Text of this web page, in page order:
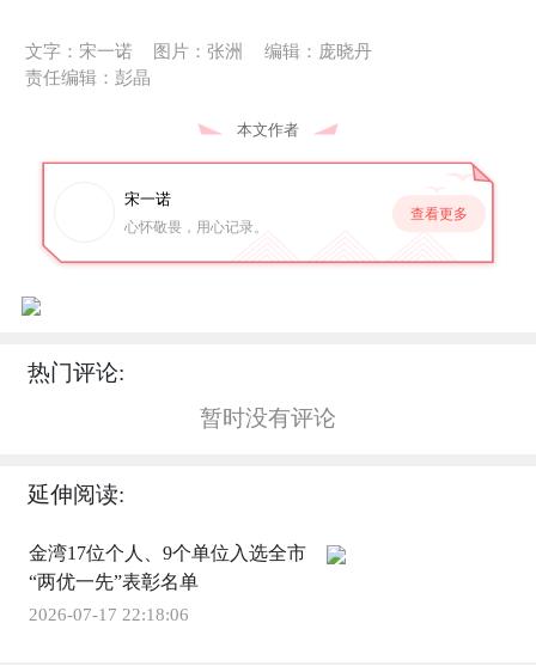
文字：宋一诺 图片：张洲
编辑：庞晓丹
责任编辑：彭晶
本文作者
宋一诺
心怀敬畏，用心记录。
查看更多
热门评论:
暂时没有评论
延伸阅读:
金湾17位个人、9个单位入选全市
“两优一先”表彰名单
2026-07-17 22:18:06